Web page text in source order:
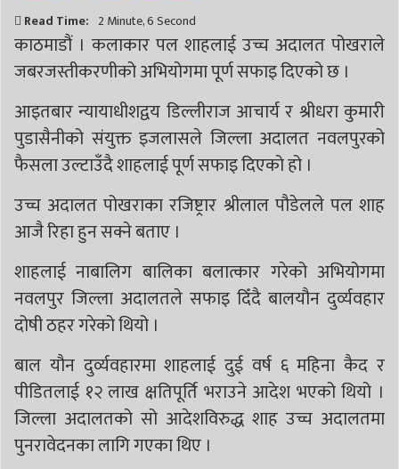
Read Time: 2 Minute, 6 Second
काठमाडौं । कलाकार पल शाहलाई उच्च अदालत पोखराले
जबरजस्तीकरणीको अभियोगमा पूर्ण सफाइ दिएको छ ।
आइतबार न्यायाधीशद्वय डिल्लीराज आचार्य र श्रीधरा कुमारी
पुडासैनीको संयुक्त इजलासले जिल्ला अदालत नवलपुरको
फैसला उल्टाउँदै शाहलाई पूर्ण सफाइ दिएको हो ।
उच्च अदालत पोखराका रजिष्ट्रार श्रीलाल पौडेलले पल शाह
आजै रिहा हुन सक्ने बताए ।
शाहलाई नाबालिग बालिका बलात्कार गरेको अभियोगमा
नवलपुर जिल्ला अदालतले सफाइ दिँदै बालयौन दुर्व्यवहार
दोषी ठहर गरेको थियो ।
बाल यौन दुर्व्यवहारमा शाहलाई दुई वर्ष ६ महिना कैद र
पीडितलाई १२ लाख क्षतिपूर्ति भराउने आदेश भएको थियो ।
जिल्ला अदालतको सो आदेशविरुद्ध शाह उच्च अदालतमा
पुनरावेदनका लागि गएका थिए ।